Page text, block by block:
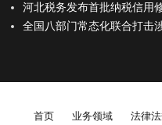
河北税务发布首批纳税信用
全国八部门常态化联合打击
Footer menu
首页 业务领域 法律